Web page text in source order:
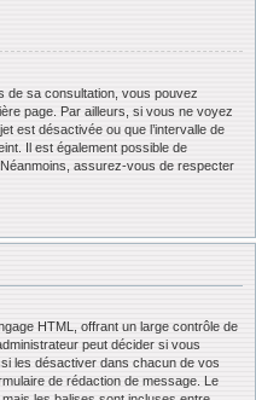
de sa consultation, vous pouvez
page. Par ailleurs, si vous ne voyez
est désactivée ou que l’intervalle de
Il est également possible de
assurez-vous de respecter
HTML, offrant un large contrôle de
peut décider si vous
les désactiver dans chacun de vos
de rédaction de message. Le